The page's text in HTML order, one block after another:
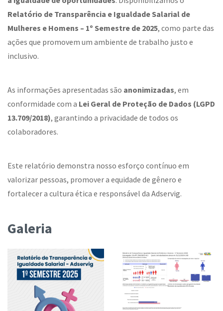
Relatório de Transparência e Igualdade Salarial de
Mulheres e Homens – 1º Semestre de 2025, como parte das
ações que promovem um ambiente de trabalho justo e
inclusivo.
As informações apresentadas são anonimizadas, em
conformidade com a Lei Geral de Proteção de Dados (LGPD
13.709/2018), garantindo a privacidade de todos os
colaboradores.
Este relatório demonstra nosso esforço contínuo em
valorizar pessoas, promover a equidade de gênero e
fortalecer a cultura ética e responsável da Adservig.
Galeria